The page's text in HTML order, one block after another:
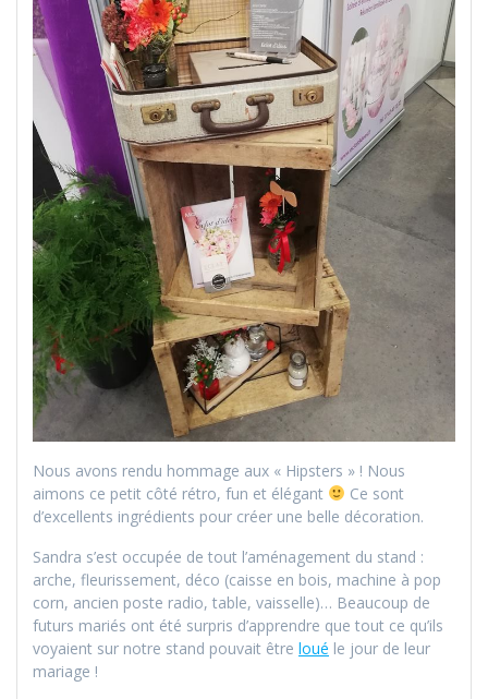
Nous avons rendu hommage aux « Hipsters » ! Nous
aimons ce petit côté rétro, fun et élégant
Ce sont
d’excellents ingrédients pour créer une belle décoration.
Sandra s’est occupée de tout l’aménagement du stand :
arche, fleurissement, déco (caisse en bois, machine à pop
corn, ancien poste radio, table, vaisselle)… Beaucoup de
futurs mariés ont été surpris d’apprendre que tout ce qu’ils
voyaient sur notre stand pouvait être loué le jour de leur
mariage !